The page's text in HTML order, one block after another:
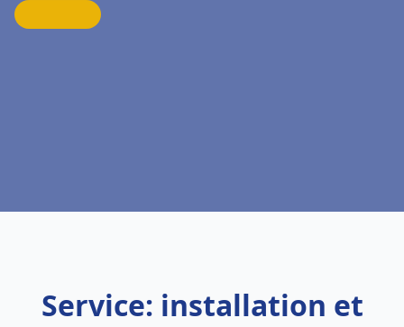
Service: installation et